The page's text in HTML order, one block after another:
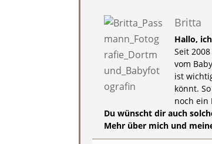
Britta
Hallo,
Seit
vom
ist
könnt.
noch ein
Du wünscht dir auch
Mehr über mich und